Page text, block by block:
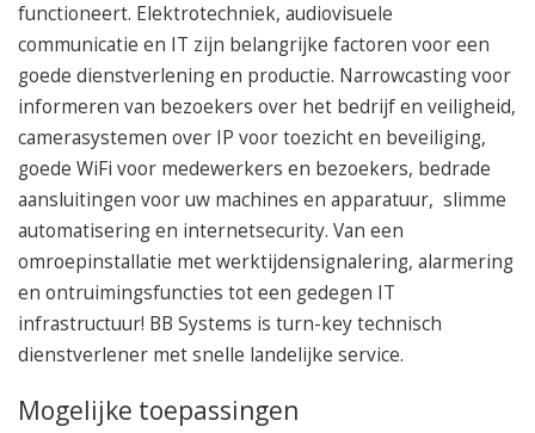
functioneert. Elektrotechniek, audiovisuele
communicatie en IT zijn belangrijke factoren voor een
goede dienstverlening en productie. Narrowcasting voor
informeren van bezoekers over het bedrijf en veiligheid,
camerasystemen over IP voor toezicht en beveiliging,
goede WiFi voor medewerkers en bezoekers, bedrade
aansluitingen voor uw machines en apparatuur, slimme
automatisering en internetsecurity. Van een
omroepinstallatie met werktijdensignalering, alarmering
en ontruimingsfuncties tot een gedegen IT
infrastructuur! BB Systems is turn-key technisch
dienstverlener met snelle landelijke service.
Mogelijke toepassingen